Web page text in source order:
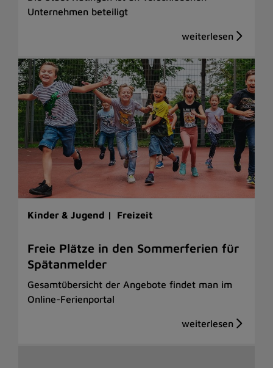
Unternehmen beteiligt
Kinder & Jugend | Freizeit
Freie Plätze in den Sommerferien für
Spätanmelder
Gesamtübersicht der Angebote findet man im
Online-Ferienportal